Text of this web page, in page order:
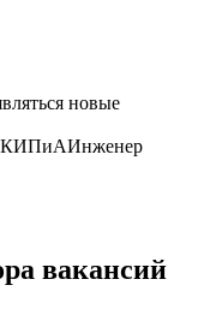
новые
КИПиАИнженер
вакансий